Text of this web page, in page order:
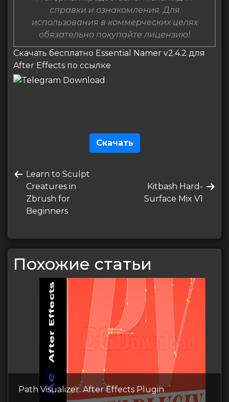
справки и ознакомления. Для
использования в коммерческих целях
обязательно покупайте лицензию!
Скачать бесплатно Essential Namer v2.4.2 для
After Effects по ссылке
Скачать
по
записям
Предыдущая
запись
Learn to Sculpt
Creatures in
Zbrush for
Beginners
Следующая
запись
Kitbash Hard-
Surface Mix V1
Похожие статьи
Path Visualizer: After Effects Plugin